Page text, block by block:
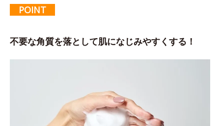
POINT
不要な角質を落として肌になじみやすくする！